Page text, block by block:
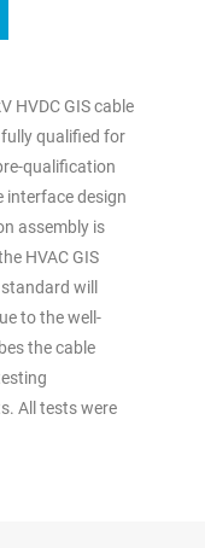
HVDC GIS cable
qualified for
qualification
interface design
assembly is
HVAC GIS
will
to the well-
the cable
All tests were